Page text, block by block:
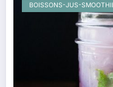
BOISSONS-JUS-